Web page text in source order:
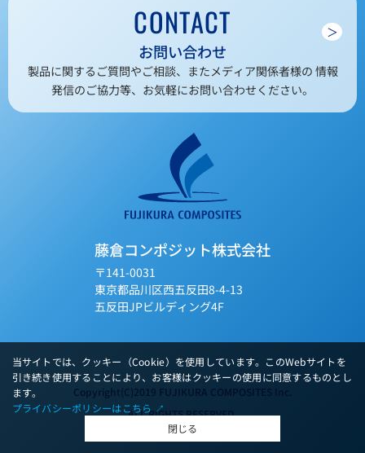
当サイトでは、クッキー（Cookie）を使用しています。このWebサイトを
引き続き使用することにより、お客様はクッキーの使用に同意するものとし
ます。
プライバシーポリシーはこちら ↗︎
閉じる
藤倉コンポジット株式会社
〒141-0031
東京都品川区西五反田8-4-13
五反田JPビルディング4F
CONTACT
お問い合わせ
＞
製品に関するご質問やご相談、またメディア関係者様の 情報
発信のご協力等、お気軽にお問い合わせください。
Copyright(C)2019 FUJIKURA COMPOSITES Inc.
ALL RIGHTS RESERVED.